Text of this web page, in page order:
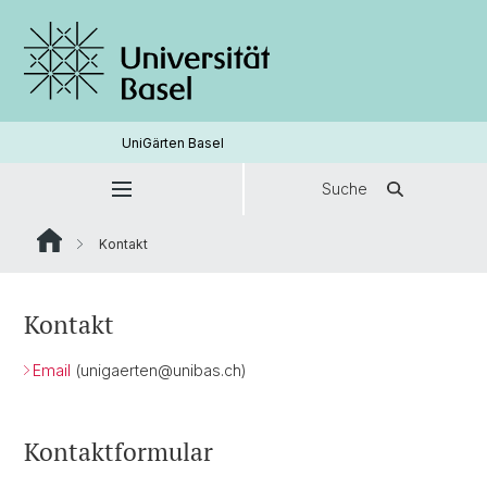
UniGärten Basel
Suche
Kontakt
Kontakt
Email (unigaerten@unibas.ch)
Kontaktformular